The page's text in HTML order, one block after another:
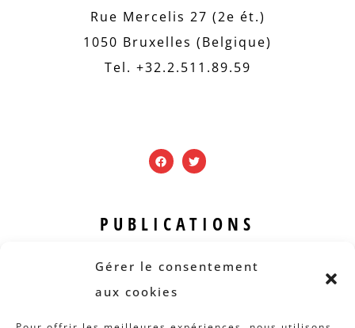
Gérer le consentement
aux cookies
Rue Mercelis 27 (2e ét.)
1050 Bruxelles (Belgique)
Tel. +32.2.511.89.59
PUBLICATIONS
Revue B.I.S.
Rapports et analyses
Articles